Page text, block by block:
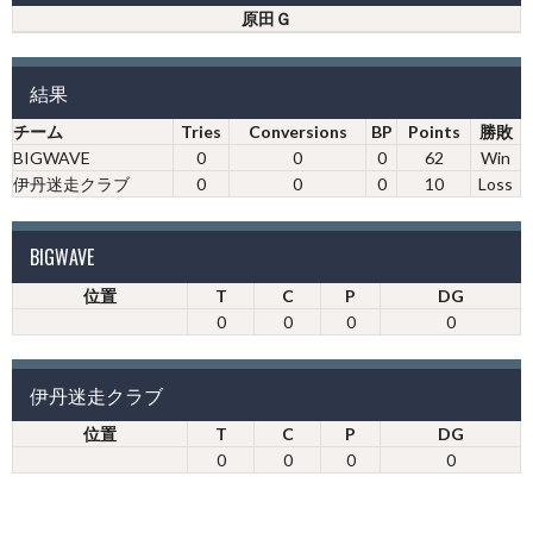
原田Ｇ
結果
チーム Tries Conversions BP Points
勝敗
BIGWAVE
0 0 0 62
Win
伊丹迷走クラブ
0 0 0 10 Loss
BIGWAVE
位置 T C P
DG
0
0 0 0
伊丹迷走クラブ
位置 T C P
DG
0
0 0 0